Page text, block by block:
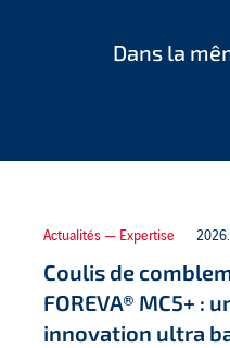
Dans la
Actualités — Expertise
Coulis de
FOREVA® MC5+ :
innovation ultra